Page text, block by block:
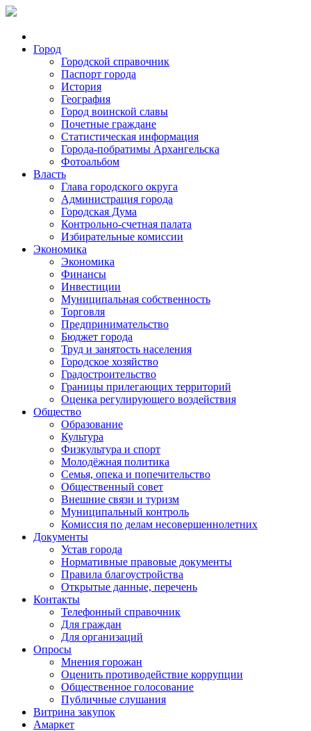
Город
Городской справочник
Паспорт города
История
География
Город воинской славы
Почетные граждане
Статистическая информация
Города-побратимы Архангельска
Фотоальбом
Власть
Глава городского округа
Администрация города
Городская Дума
Контрольно-счетная палата
Избирательные комиссии
Экономика
Экономика
Финансы
Инвестиции
Муниципальная собственность
Торговля
Предпринимательство
Бюджет города
Труд и занятость населения
Городское хозяйство
Градостроительство
Границы прилегающих территорий
Оценка регулирующего воздействия
Общество
Образование
Культура
Физкультура и спорт
Молодёжная политика
Семья, опека и попечительство
Общественный совет
Внешние связи и туризм
Муниципальный контроль
Комиссия по делам несовершеннолетних
Документы
Устав города
Нормативные правовые документы
Правила благоустройства
Открытые данные, перечень
Контакты
Телефонный справочник
Для граждан
Для организаций
Опросы
Мнения горожан
Оценить противодействие коррупции
Общественное голосование
Публичные слушания
Витрина закупок
Амаркет